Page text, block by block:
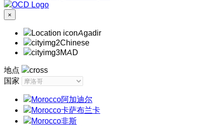
×
Agadir
Chinese
MAD
地点
国家
阿加迪尔
卡萨布兰卡
非斯